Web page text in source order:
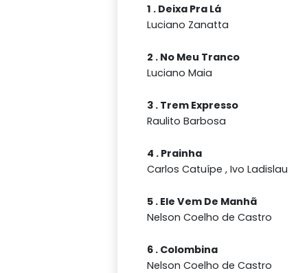
1 . Deixa Pra Lá
Luciano Zanatta
2 . No Meu Tranco
Luciano Maia
3 . Trem Expresso
Raulito Barbosa
4 . Prainha
Carlos Catuípe , Ivo Ladislau
5 . Ele Vem De Manhã
Nelson Coelho de Castro
6 . Colombina
Nelson Coelho de Castro